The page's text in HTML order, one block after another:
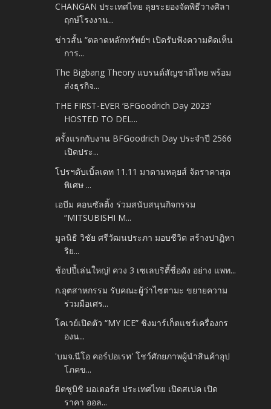
CHANGAN ประเทศไทย ลุยระยองจัดพิธีวางศิลา
ฤกษ์โรงงาน...
ข่าวสั้น “ตลาดหลักทรัพย์ฯ เปิดรับฟังความคิดเห็น
การ...
The Bigbang Theory แบรนด์สัญชาติไทย พร้อม
ส่งธุรกิจ...
THE FIRST-EVER ‘BFGoodrich Day 2023’
HOSTED TO DEL...
ครั้งแรกกับงาน BFGoodrich Day ประจำปี 2566
เปิดประ...
โปรฯดับเบิ้ลเดท 11.11 มาดามหลุยส์ จัดราคาสุด
พิเศษ ...
เอบีม คอนซัลติ้ง ร่วมสนับสนุนกิจกรรม
“MITSUBISHI M...
มูลนิธิ วิชัย ศรีวัฒนประภา มอบชีวิต สร้างปาฏิหา
ริย...
ช้อปปี้เล่นใหญ่! ควง 3 เซเลบริตี้ชื่อดัง อย่าง แพท...
ก.อุตสาหกรรม รับคณะผู้ว่าไซตามะ ขยายความ
ร่วมมือเศร...
โคเวย์เปิดตัว “MY ICE” ชิงมาร์เก็ตแชร์เครื่องกร
องน...
'บมจ.นีโอ คอร์ปอเรท' โชว์ศักยภาพผู้นำสินค้าอุป
โภคข...
มิตซูบิชิ มอเตอร์ส ประเทศไทย เปิดสเปค เปิด
ราคา ออล...